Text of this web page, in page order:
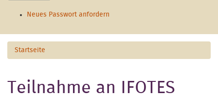
Neues Passwort anfordern
Startseite
Teilnahme an IFOTES